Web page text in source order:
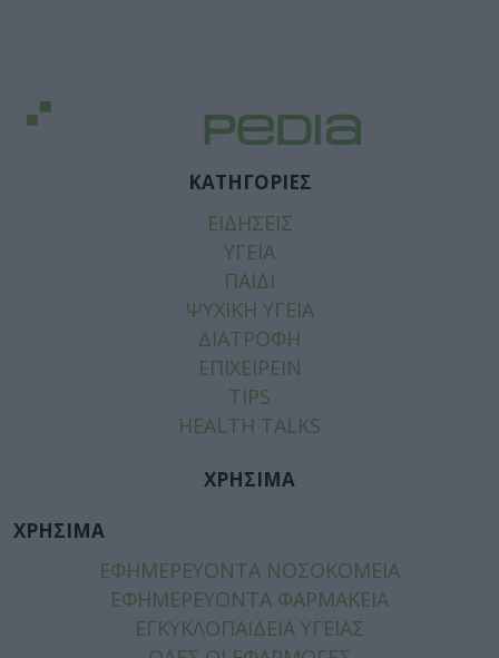
ΚΑΤΗΓΟΡΙΕΣ
ΕΙΔΗΣΕΙΣ
ΥΓΕΙΑ
ΠΑΙΔΙ
ΨΥΧΙΚΗ ΥΓΕΙΑ
ΔΙΑΤΡΟΦΗ
ΕΠΙΧΕΙΡΕΙΝ
TIPS
HEALTH TALKS
ΧΡΗΣΙΜΑ
ΧΡΗΣΙΜΑ
ΕΦΗΜΕΡΕΥΟΝΤΑ ΝΟΣΟΚΟΜΕΙΑ
ΕΦΗΜΕΡΕΥΟΝΤΑ ΦΑΡΜΑΚΕΙΑ
ΕΓΚΥΚΛΟΠΑΙΔΕΙΑ ΥΓΕΙΑΣ